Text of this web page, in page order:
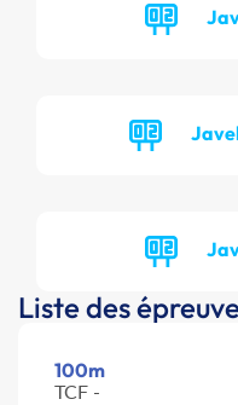
Liste des
100m
TCF -